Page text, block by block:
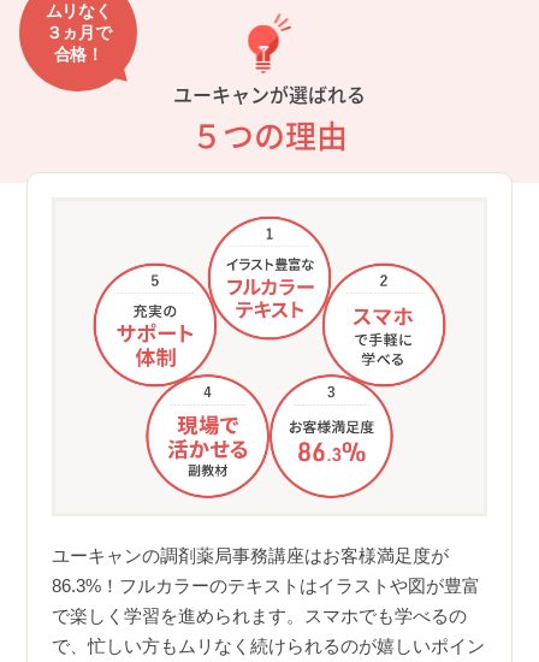
ムリなく
３ヵ月で
合格！
ユーキャンが選ばれる
５つの理由
ユーキャンの調剤薬局事務講座はお客様満足度が
86.3%！フルカラーのテキストはイラストや図が豊富
で楽しく学習を進められます。スマホでも学べるの
で、忙しい方もムリなく続けられるのが嬉しいポイン